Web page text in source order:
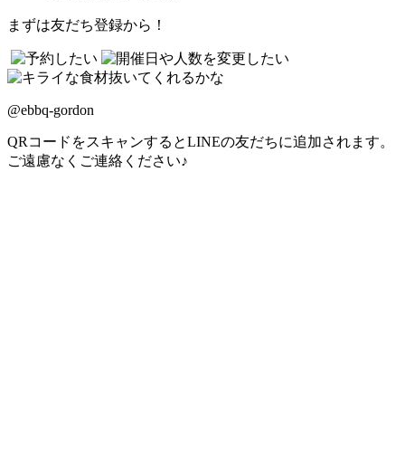
まずは友だち登録から！
@ebbq-gordon
QRコードをスキャンするとLINEの友だちに追加されます。
ご遠慮なくご連絡ください♪